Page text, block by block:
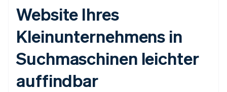
Website Ihres
Kleinunternehmens in
Suchmaschinen leichter
auffindbar